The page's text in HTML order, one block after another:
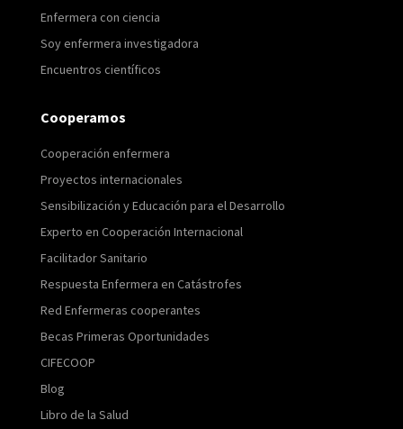
Enfermera con ciencia
Soy enfermera investigadora
Encuentros científicos
Cooperamos
Cooperación enfermera
Proyectos internacionales
Sensibilización y Educación para el Desarrollo
Experto en Cooperación Internacional
Facilitador Sanitario
Respuesta Enfermera en Catástrofes
Red Enfermeras cooperantes
Becas Primeras Oportunidades
CIFECOOP
Blog
Libro de la Salud